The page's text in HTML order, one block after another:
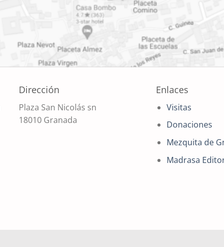
Dirección
Plaza San Nicolás sn
18010 Granada
Enlaces
Visitas
Donaciones
Mezquita de
Madrasa